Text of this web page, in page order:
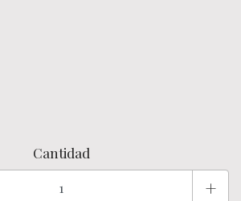
Cantidad
+